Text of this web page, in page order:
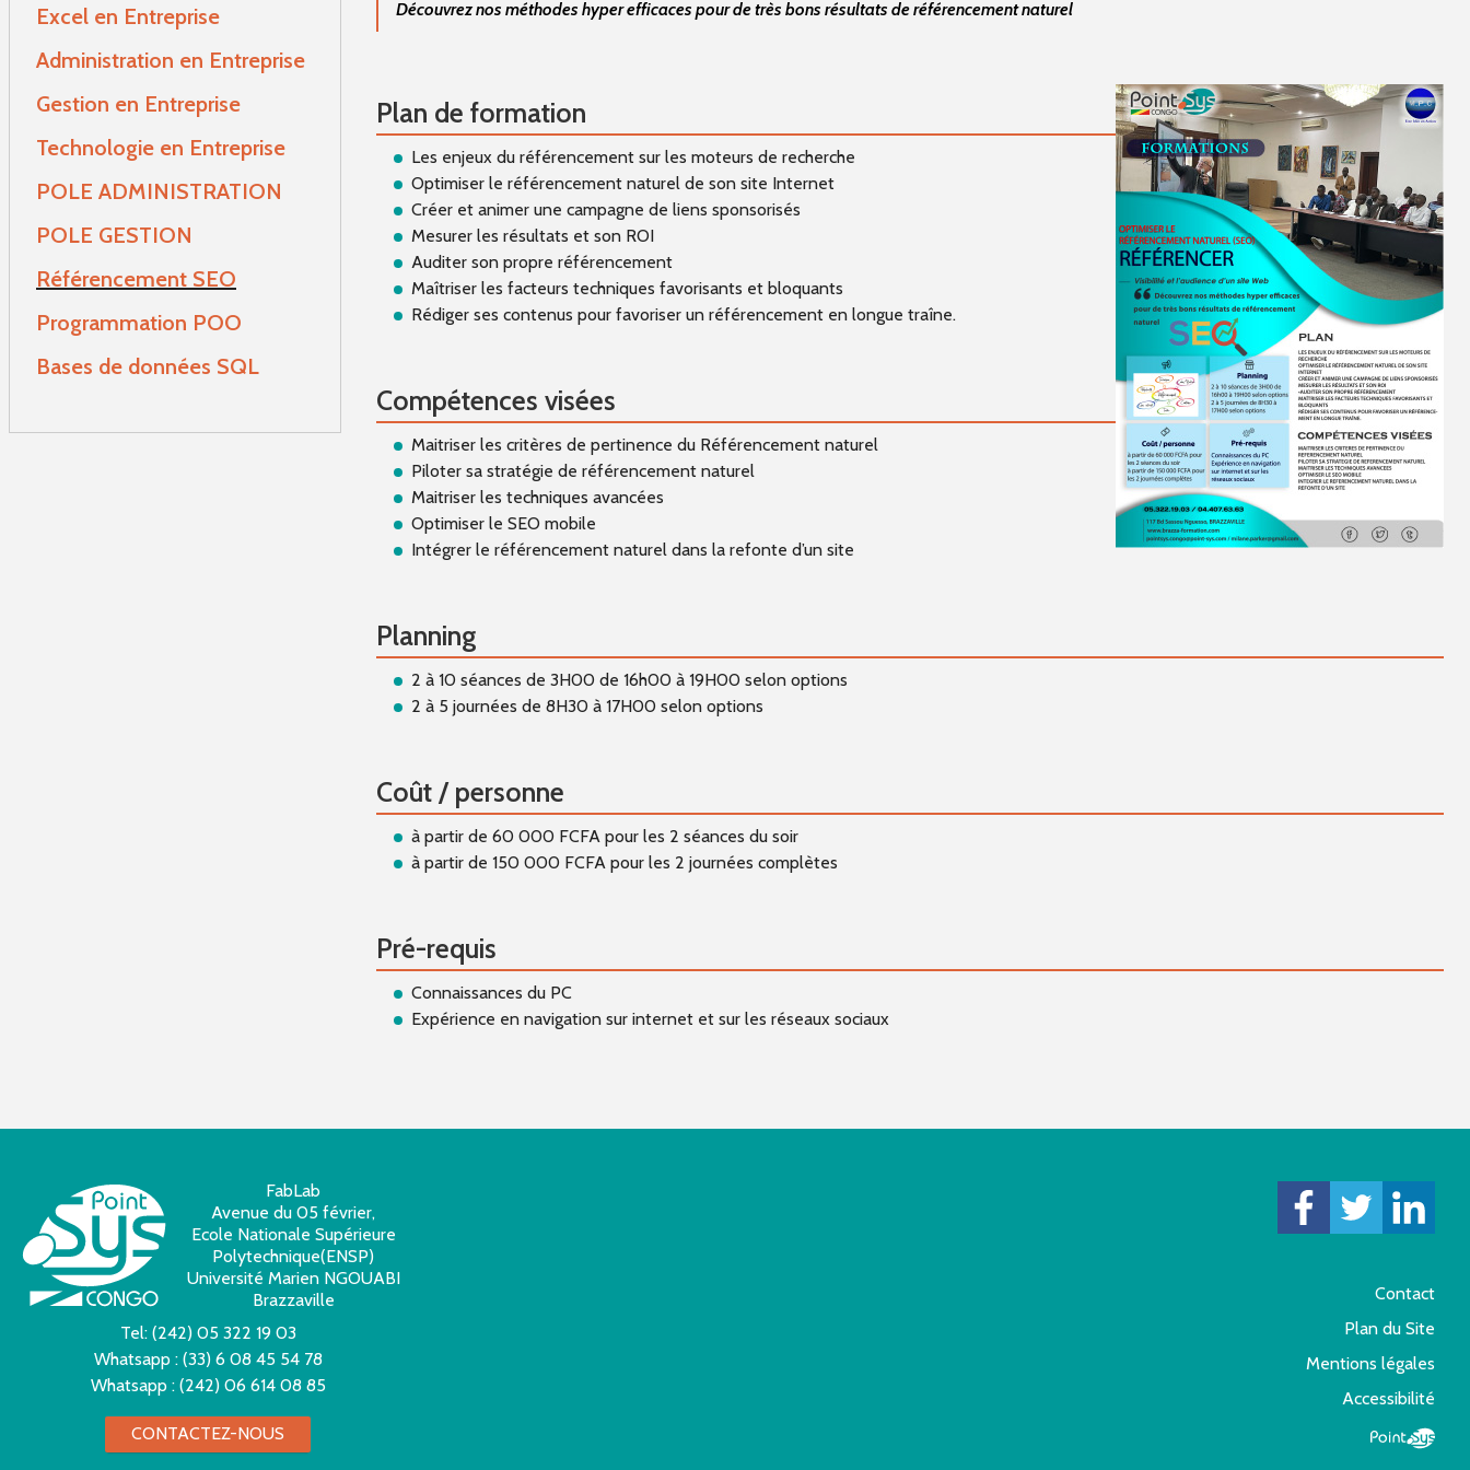
Cloud Computing
Data Analyse
Devops
I.A
Gestion en Entreprise
POLE ADMINISTRATION
POLE GESTION
Référencement SEO
Bases de données SQL
Bases de données SQL
Accompagnateurs D-Clic
Excel en Entreprise
Administration en Entreprise
Gestion en Entreprise
Technologie en Entreprise
POLE ADMINISTRATION
POLE GESTION
Référencement SEO
Programmation POO
Bases de données SQL
Découvrez nos méthodes hyper efficaces pour de très bons résultats de référencement naturel
Plan de formation
Les enjeux du référencement sur les moteurs de recherche
Optimiser le référencement naturel de son site Internet
Créer et animer une campagne de liens sponsorisés
Mesurer les résultats et son ROI
Auditer son propre référencement
Maîtriser les facteurs techniques favorisants et bloquants
Rédiger ses contenus pour favoriser un référencement en longue traîne.
Compétences visées
Maitriser les critères de pertinence du Référencement naturel
Piloter sa stratégie de référencement naturel
Maitriser les techniques avancées
Optimiser le SEO mobile
Intégrer le référencement naturel dans la refonte d’un site
Planning
2 à 10 séances de 3H00 de 16h00 à 19H00 selon options
2 à 5 journées de 8H30 à 17H00 selon options
Coût / personne
à partir de 60 000 FCFA pour les 2 séances du soir
à partir de 150 000 FCFA pour les 2 journées complètes
Pré-requis
Connaissances du PC
Expérience en navigation sur internet et sur les réseaux sociaux
FabLab
Avenue du 05 février,
Ecole Nationale Supérieure
Polytechnique(ENSP)
Université Marien NGOUABI
Brazzaville
Tel: (242) 05 322 19 03
Whatsapp : (33) 6 08 45 54 78
Whatsapp : (242) 06 614 08 85
CONTACTEZ-NOUS
Contact
Plan du Site
Mentions légales
Accessibilité